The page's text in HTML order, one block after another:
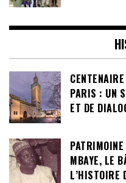
PARIS : UN
ET DE
MBAYE, LE
L’HISTOIRE